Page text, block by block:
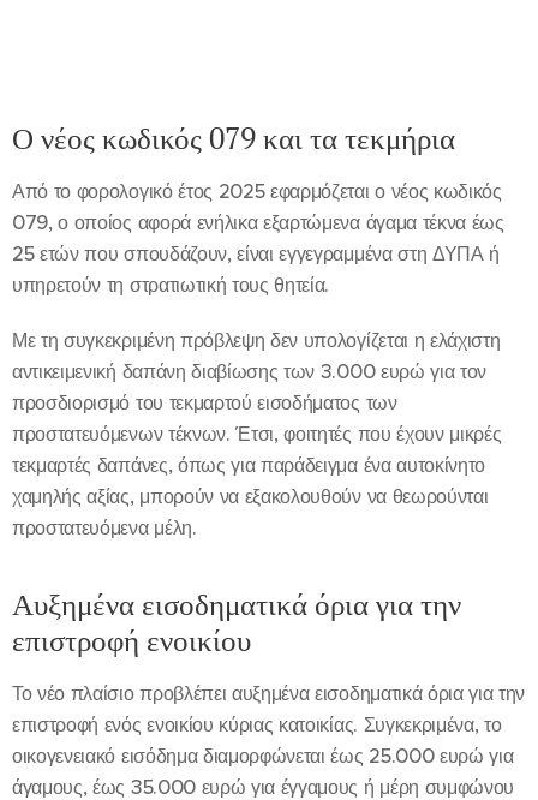
Ο νέος κωδικός 079 και τα τεκμήρια
Από το φορολογικό έτος 2025 εφαρμόζεται ο νέος κωδικός
079, ο οποίος αφορά ενήλικα εξαρτώμενα άγαμα τέκνα έως
25 ετών που σπουδάζουν, είναι εγγεγραμμένα στη ΔΥΠΑ ή
υπηρετούν τη στρατιωτική τους θητεία.
Με τη συγκεκριμένη πρόβλεψη δεν υπολογίζεται η ελάχιστη
αντικειμενική δαπάνη διαβίωσης των 3.000 ευρώ για τον
προσδιορισμό του τεκμαρτού εισοδήματος των
προστατευόμενων τέκνων. Έτσι, φοιτητές που έχουν μικρές
τεκμαρτές δαπάνες, όπως για παράδειγμα ένα αυτοκίνητο
χαμηλής αξίας, μπορούν να εξακολουθούν να θεωρούνται
προστατευόμενα μέλη.
Αυξημένα εισοδηματικά όρια για την
επιστροφή ενοικίου
Το νέο πλαίσιο προβλέπει αυξημένα εισοδηματικά όρια για την
επιστροφή ενός ενοικίου κύριας κατοικίας. Συγκεκριμένα, το
οικογενειακό εισόδημα διαμορφώνεται έως 25.000 ευρώ για
άγαμους, έως 35.000 ευρώ για έγγαμους ή μέρη συμφώνου